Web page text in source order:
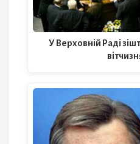
У Верховній Раді